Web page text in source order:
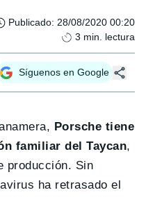
Publicado: 28/08/2020 00:20
3 min. lectura
Síguenos en Google
Porsche tiene
familiar del Taycan,
producción. Sin
ha retrasado el